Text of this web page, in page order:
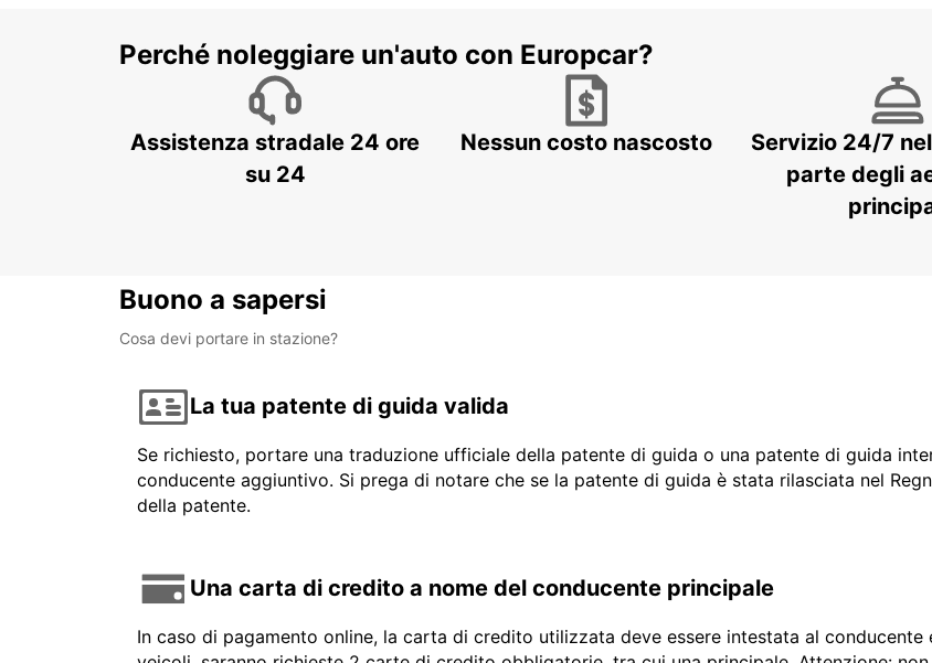
Perché noleggiare un'auto con Europcar?
Assistenza stradale 24 ore
su 24
Nessun costo nascosto
Servizio 24/7
parte degli
Buono a sapersi
Cosa devi portare in stazione?
La tua patente di guida valida
Se richiesto, portare una traduzione ufficiale della patente di guida o una patente di guida
conducente aggiuntivo. Si prega di notare che se la patente di guida è stata rilasciata nel
della patente.
Una carta di credito a nome del conducente principale
In caso di pagamento online, la carta di credito utilizzata deve essere intestata al